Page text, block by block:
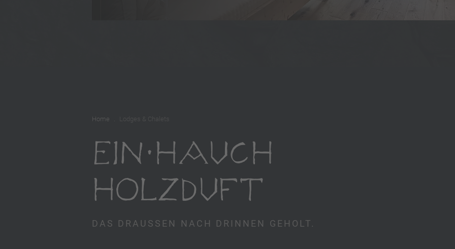
Home Lodges & Chalets
EIN HAUCH
HOLZDUFT
DAS DRAUSSEN NACH DRINNEN GEHOLT.